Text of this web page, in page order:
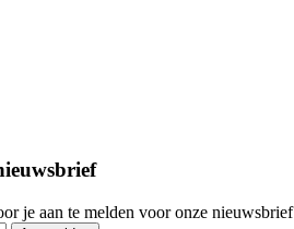
je aan te melden voor onze nieuwsbrief